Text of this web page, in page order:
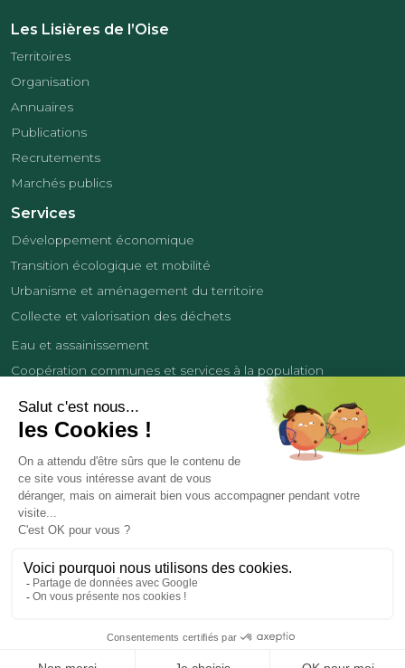
Les Lisières de l’Oise
Territoires
Organisation
Annuaires
Publications
Recrutements
Marchés publics
Services
Développement économique
Transition écologique et mobilité
Urbanisme et aménagement du territoire
Collecte et valorisation des déchets
Eau et assainissement
Coopération communes et services à la population
Développement économique
Contact Tourisme
Politique de confidentialité
Mentions légales
© COMMUNAUTÉ DE COMMUNES DES LISIÈRES DE L’OISE
Réalisation et hébergement par